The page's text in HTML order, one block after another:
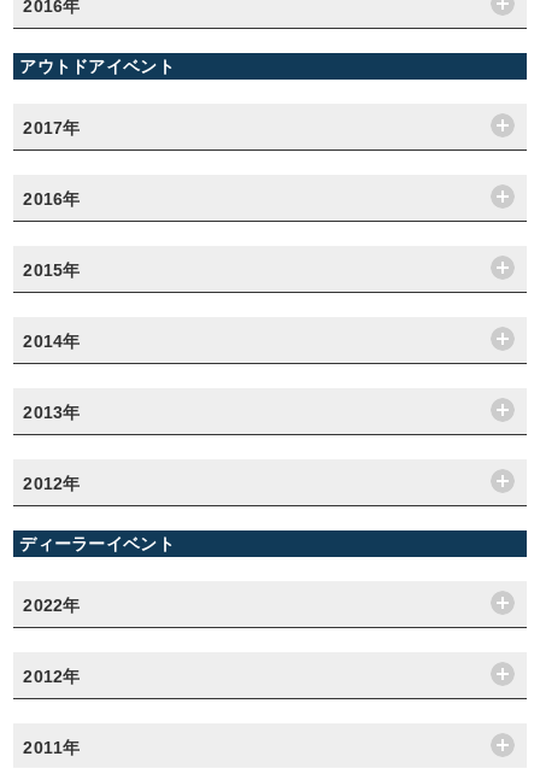
2016年
アウトドアイベント
2017年
2016年
2015年
2014年
2013年
2012年
ディーラーイベント
2022年
2012年
2011年